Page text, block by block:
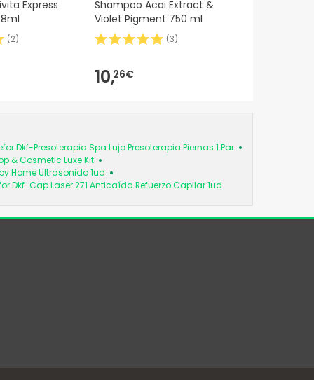
Express
(2)
Shampoo Acai Extract &
Violet Pigment 750 ml
(3)
10,26€
Dkf-Presoterapia Spa Lujo Presoterapia Piernas 1 Par
& Cosmetic Luxe Kit
Home Ultrasonido 1ud
Dkf-Cap Laser 271 Anticaída Refuerzo Capilar 1ud